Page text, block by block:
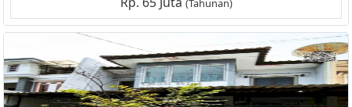
(Tahunan)